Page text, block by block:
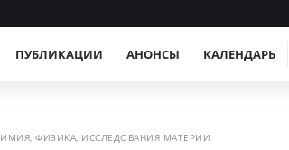
ПУБЛИКАЦИИ АНОНСЫ КАЛЕНДАРЬ
ФИЗИКА, ИССЛЕДОВАНИЯ МАТЕРИИ